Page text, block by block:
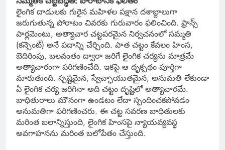
లైంగిక దాడులకు గురైన మహిళల పక్షాన దశాబ్దాలుగా
జరుగుతున్న పోరాటం చివరకు గురువారం ఫలించింది. ఫ్రాన్స్
పార్లమెంటు, అత్యాచార చట్టపరమైన నిర్వచనంలో సమ్మతి
(కన్సెంట్) అనే పదాన్ని చేర్చింది. పాత చట్టం కేవలం హింస,
బెదిరింపు, బలవంతం ద్వారా జరిగే లైంగిక చర్యను మాత్రమే
అత్యాచారంగా పరిగణించేది. ఇకపై ఆ దృక్పథం పూర్తిగా
మారుతుంది. స్పష్టమైన, స్వేచ్ఛాయుతమైన, అనుమతి లేకుండా
ఏ లైంగిక చర్య జరిగినా అది చట్టం దృష్టిలో అత్యాచారమే.
బాధితురాలు మౌనంగా ఉండటం లేదా స్పందించకపోవడం
అనుమతిగా పరిగణించరు. ఈ చట్ట సవరణ బాధితులకు
మరింత బలాన్నిస్తుంది, లైంగిక హింసపై న్యాయవ్యవస్థ
అవగాహనను మరింత బలోపేతం చేస్తుంది.